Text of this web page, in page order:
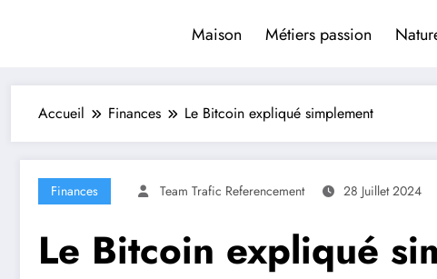
Maison Métiers passion
Accueil Finances Le Bitcoin expliqué simplement
Finances Team Trafic Referencement 28 Juillet 2024
Le Bitcoin expliqué